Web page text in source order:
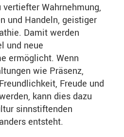
Wahrnehmung,
und Handeln, geistiger
Damit werden
und neue
ermöglicht. Wenn
wie Präsenz,
Freude und
kann dies dazu
sinnstiftenden
entsteht.